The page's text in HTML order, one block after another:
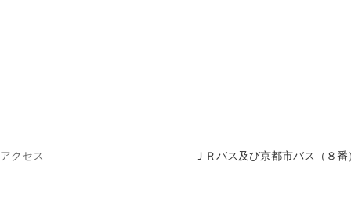
アクセス ＪＲバス及び京都市バス（８